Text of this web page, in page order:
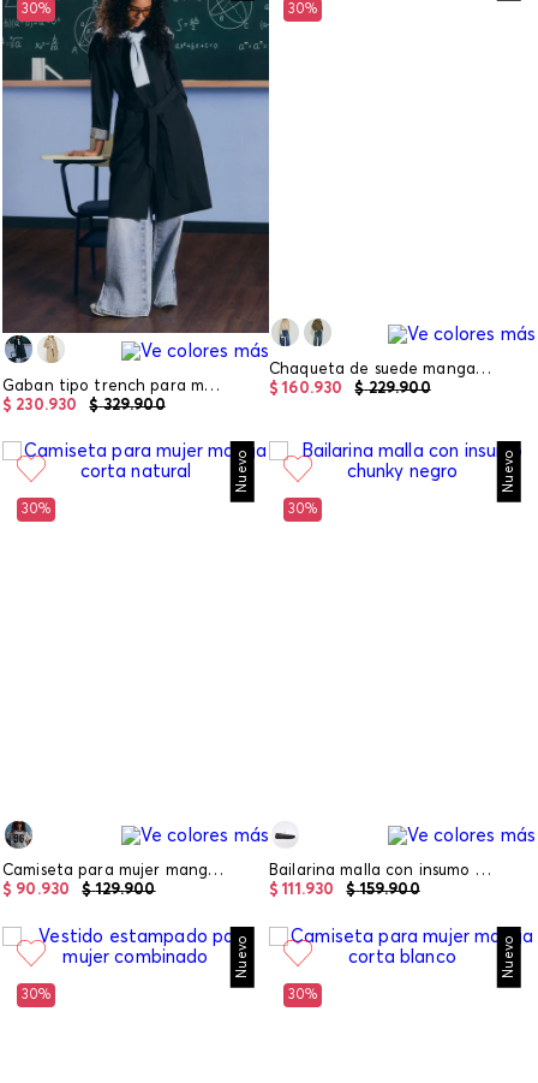
30%
Gaban tipo trench para mujer
$ 329.900
$ 230.930
30%
Chaqueta de suede manga larga
$ 229.900
$ 160.930
Nuevo
30%
Camiseta para mujer manga corta
$ 129.900
$ 90 .930
Nuevo
30%
Bailarina malla con insumo chunky
$ 159.900
$ 111 .930
Nuevo
30%
Nuevo
30%